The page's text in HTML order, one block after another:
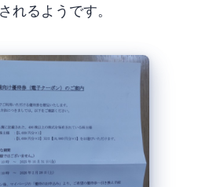
れるようです。